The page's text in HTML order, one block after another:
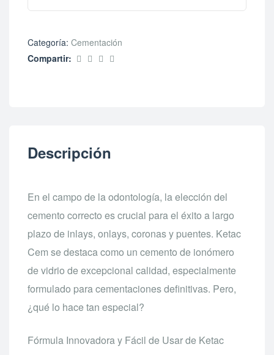
Categoría: Cementación
Compartir:
Descripción
En el campo de la odontología, la elección del
cemento correcto es crucial para el éxito a largo
plazo de inlays, onlays, coronas y puentes. Ketac
Cem se destaca como un cemento de ionómero
de vidrio de excepcional calidad, especialmente
formulado para cementaciones definitivas. Pero,
¿qué lo hace tan especial?
Fórmula Innovadora y Fácil de Usar de Ketac